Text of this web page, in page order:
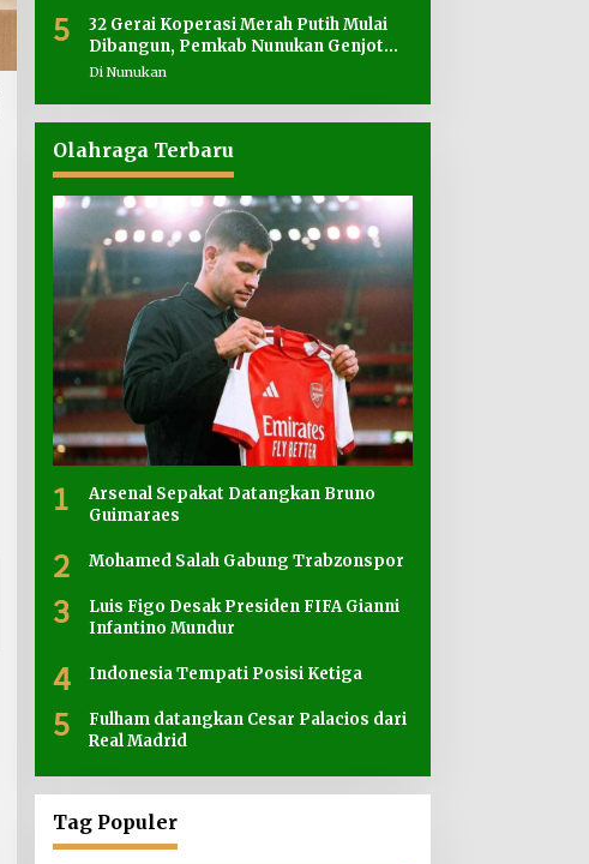
5
32 Gerai Koperasi Merah Putih Mulai
Dibangun, Pemkab Nunukan Genjot
Penyediaan Lahan
Di Nunukan
Olahraga Terbaru
1
Arsenal Sepakat Datangkan Bruno
Guimaraes
2 Mohamed Salah Gabung Trabzonspor
3
Luis Figo Desak Presiden FIFA Gianni
Infantino Mundur
4 Indonesia Tempati Posisi Ketiga
5
Fulham datangkan Cesar Palacios dari
Real Madrid
Tag Populer